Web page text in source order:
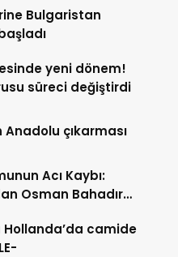
Bulgaristan
yeni dönem!
süreci değiştirdi
Anadolu çıkarması
Acı Kaybı:
Osman Bahadır
Hollanda’da camide